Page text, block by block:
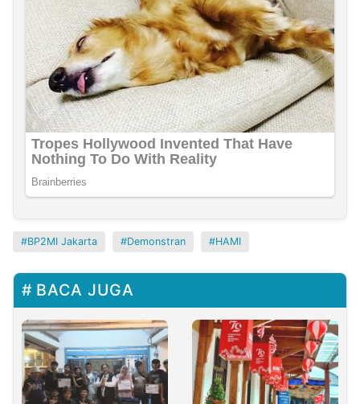
BP2MI Jakarta Demonstran HAMI
BACA JUGA